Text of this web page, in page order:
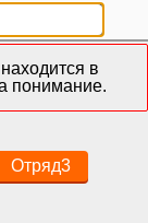
в
понимание.
Отряд3